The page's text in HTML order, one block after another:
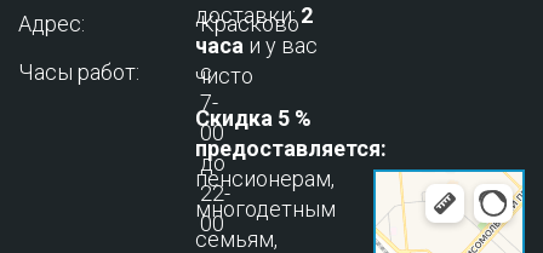
Адрес:
Красково
Часы работ:
с
7-
00
до
22-
00
доставки:2
часа и у вас
чисто
Скидка 5 %
предоставляется:
пенсионерам,
многодетным
семьям,